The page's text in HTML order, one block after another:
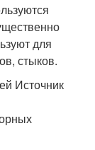
для
стыков.
Источник